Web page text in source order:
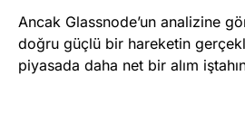
Ancak Glassnode’un analizine
doğru güçlü bir hareketin
piyasada daha net bir alım